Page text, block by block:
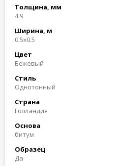
Толщина, мм
4.9
Ширина, м
0.5x0.5
Цвет
Бежевый
Стиль
Однотонный
Страна
Голландия
Основа
битум
Образец
Да